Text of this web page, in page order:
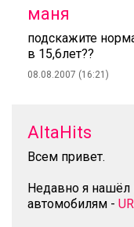
маня
подскажите
в 15,6лет??
08.08.2007 (16:21)
AltaHits
Всем привет.
Недавно я нашёл
автомобилям -